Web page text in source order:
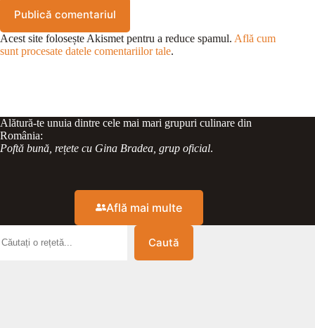
Publică comentariul
Acest site folosește Akismet pentru a reduce spamul. Află cum
sunt procesate datele comentariilor tale.
Alătură-te unuia dintre cele mai mari grupuri culinare din
România:
Poftă bună, rețete cu Gina Bradea, grup oficial.
Află mai multe
Caută